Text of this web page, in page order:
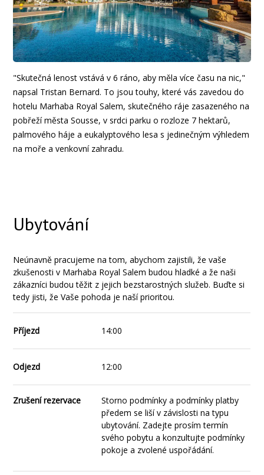
"Skutečná lenost vstává v 6 ráno, aby měla více času na nic,"
napsal Tristan Bernard. To jsou touhy, které vás zavedou do
hotelu Marhaba Royal Salem, skutečného ráje zasazeného na
pobřeží města Sousse, v srdci parku o rozloze 7 hektarů,
palmového háje a eukalyptového lesa s jedinečným výhledem
na moře a venkovní zahradu.
Ubytování
Neúnavně pracujeme na tom, abychom zajistili, že vaše
zkušenosti v Marhaba Royal Salem budou hladké a že naši
zákazníci budou těžit z jejich bezstarostných služeb. Buďte si
tedy jisti, že Vaše pohoda je naší prioritou.
Příjezd 14:00
Odjezd 12:00
Zrušení rezervace
Storno podmínky a podmínky platby
předem se liší v závislosti na typu
ubytování. Zadejte prosím termín
svého pobytu a konzultujte podmínky
pokoje a zvolené uspořádání.